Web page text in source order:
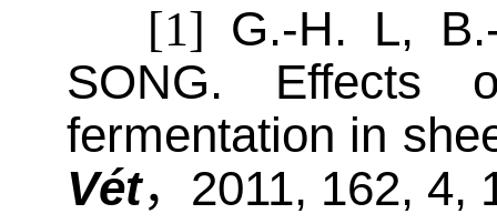
[1] G.-H. L,
SONG. Effects
fermentation in
Vét， 2011, 162, 4,